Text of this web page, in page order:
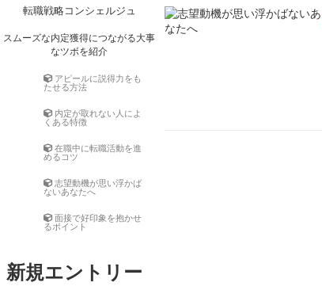
content
転職戦略コンシェルジュ
スムーズな内定獲得につながる大事
なツボを紹介
アピールに説得力をも
たせる方法
内定が取れない人によ
くある特徴
在職中に転職活動を進
めるコツ
志望動機が思い浮かば
ないあなたへ
面接で好印象を抱かせ
るポイント
新規エントリー